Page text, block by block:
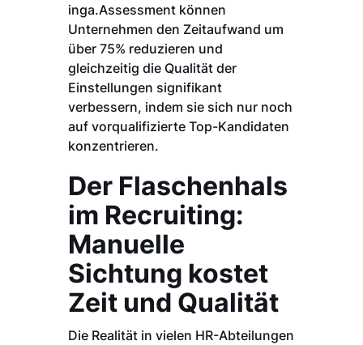
inga.Assessment können
Unternehmen den Zeitaufwand um
über 75% reduzieren und
gleichzeitig die Qualität der
Einstellungen signifikant
verbessern, indem sie sich nur noch
auf vorqualifizierte Top-Kandidaten
konzentrieren.
Der Flaschenhals
im Recruiting:
Manuelle
Sichtung kostet
Zeit und Qualität
Die Realität in vielen HR-Abteilungen